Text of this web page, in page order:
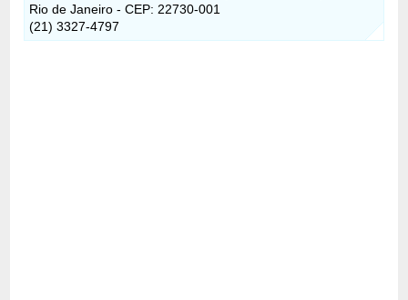
Rio de Janeiro - CEP: 22730-001
(21) 3327-4797